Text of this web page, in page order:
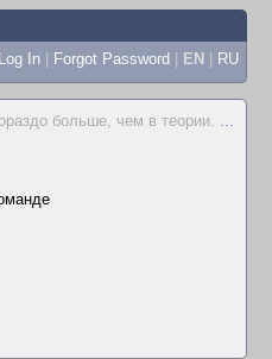
Log In | Forgot Password | EN | RU
больше, чем в теории. ...